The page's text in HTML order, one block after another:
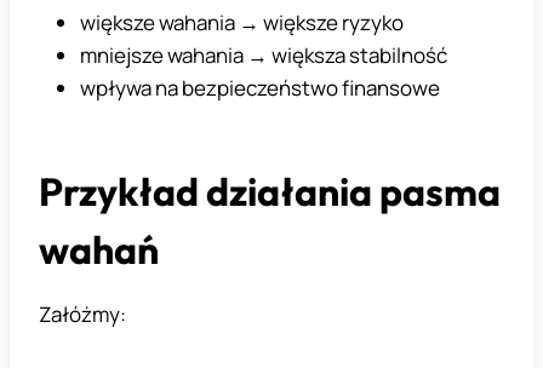
większe wahania → większe ryzyko
mniejsze wahania → większa stabilność
wpływa na bezpieczeństwo finansowe
Przykład działania pasma
wahań
Załóżmy: